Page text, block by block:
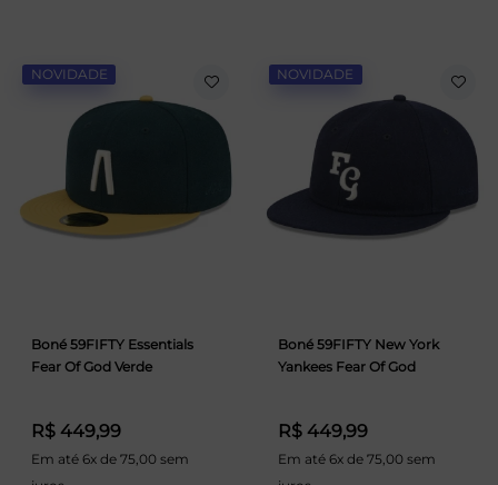
NOVIDADE
Boné 59FIFTY Essentials
Fear Of God Verde
R$ 449,99
Em até 6x de 75,00 sem
NOVIDADE
Boné 59FIFTY New York
Yankees Fear Of God
R$ 449,99
Em até 6x de 75,00 sem